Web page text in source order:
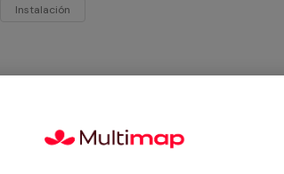
Instalación
porteros automáticos